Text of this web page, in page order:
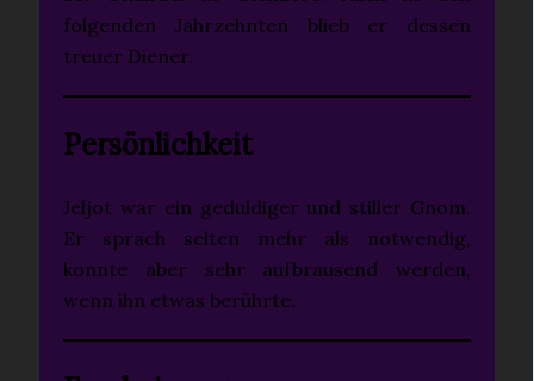
folgenden Jahrzehnten blieb er dessen
treuer Diener.
Persönlichkeit
Jeljot war ein geduldiger und stiller Gnom.
Er sprach selten mehr als notwendig,
konnte aber sehr aufbrausend werden,
wenn ihn etwas berührte.